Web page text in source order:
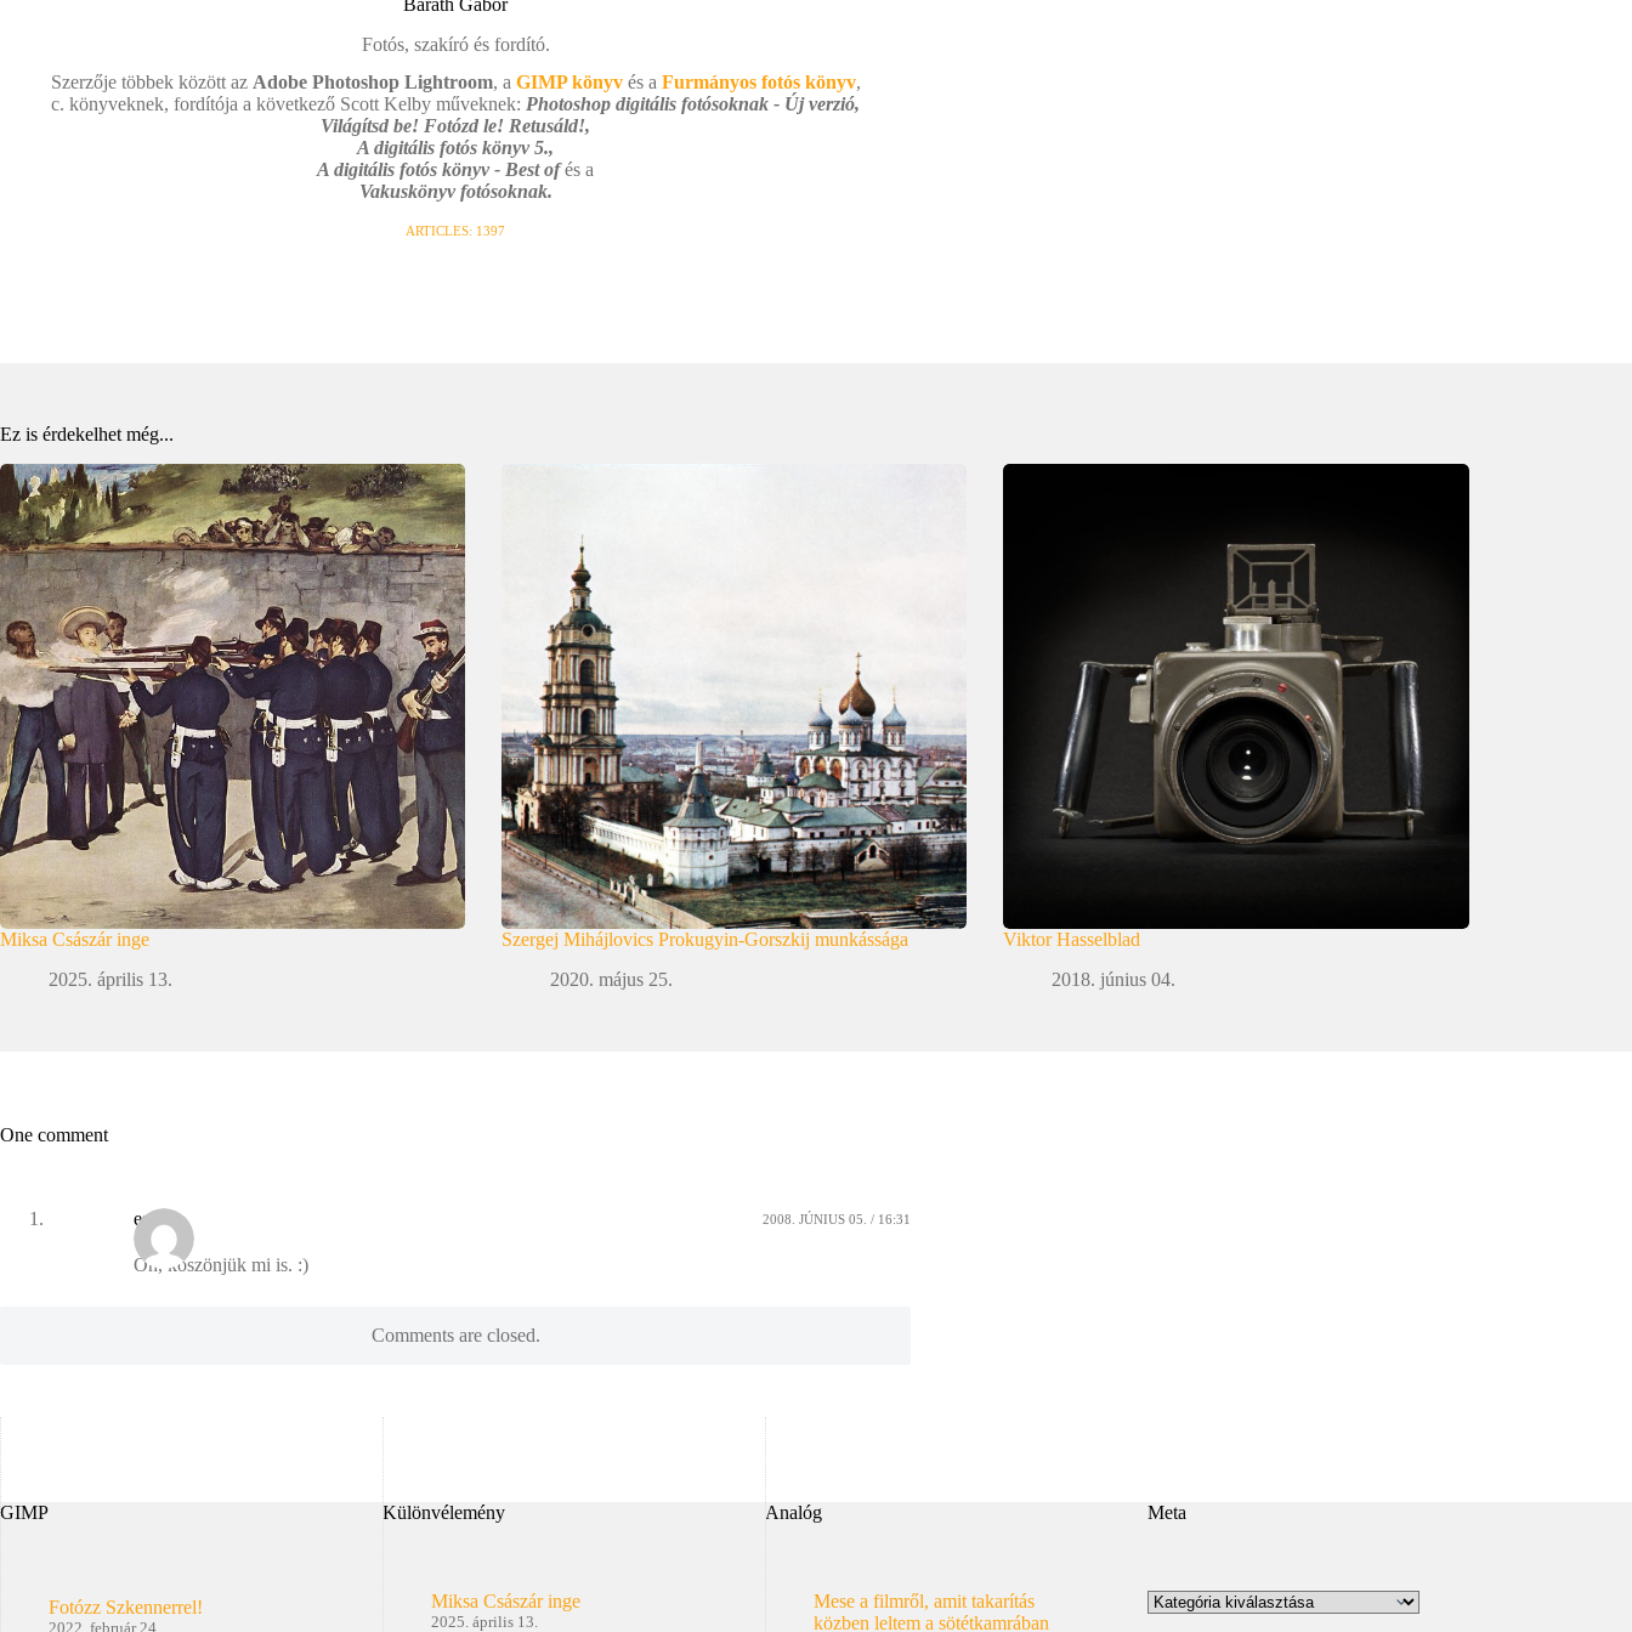
Baráth Gábor
Fotós, szakíró és fordító.
Szerzője többek között az Adobe Photoshop Lightroom, a GIMP könyvés a Furmányos fotós könyv,
c. könyveknek, fordítója a következő Scott Kelby műveknek: Photoshop digitális fotósoknak - Új verzió,
Világítsd be! Fotózd le! Retusáld!,
A digitális fotós könyv 5.,
A digitális fotós könyv - Best ofés a
Vakuskönyv fotósoknak.
ARTICLES: 1397
Ez is érdekelhet még...
Miksa Császár inge
2025. április 13.
Szergej Mihájlovics Prokugyin-Gorszkij munkássága
2020. május 25.
Viktor Hasselblad
2018. június 04.
One comment
eszpee 2008. JÚNIUS 05. / 16:31
Oh, köszönjük mi is. :)
Comments are closed.
GIMP
Fotózz Szkennerrel!
2022. február 24.
Különvélemény
Miksa Császár inge
2025. április 13.
Analóg
Mese a filmről, amit takarítás
közben leltem a sötétkamrában
Meta
Kategóriák